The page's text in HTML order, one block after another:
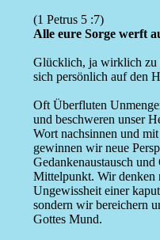
(1 Petrus 5 :7)
Alle eure Sorge werft
Glücklich, ja wirklich zu
sich persönlich auf den
Oft Überfluten
und beschweren unser
Wort nachsinnen und
gewinnen wir neue
Gedankenaustausch
Mittelpunkt. Wir denken
Ungewissheit einer
sondern wir bereichern
Gottes Mund.